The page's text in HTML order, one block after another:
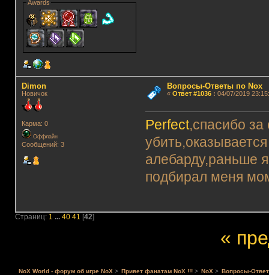
Awards
Dimon
Новичок
Карма: 0
Оффлайн
Сообщений: 3
Вопросы-Ответы по Nox
« Ответ #1036: 04/07/2019
Perfect,спасибо за
алебарду,раньше
подбирал меня
Страниц: 1 ... 40 41 [42]
«
NoX World - форум об игре NoX > Привет фанатам NoX !!! > NoX > Вопросы-